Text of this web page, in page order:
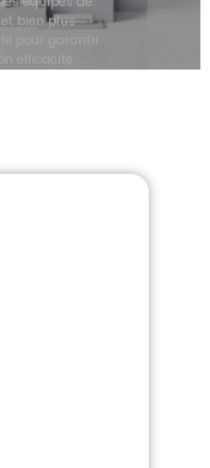
bien plus
pour garantir